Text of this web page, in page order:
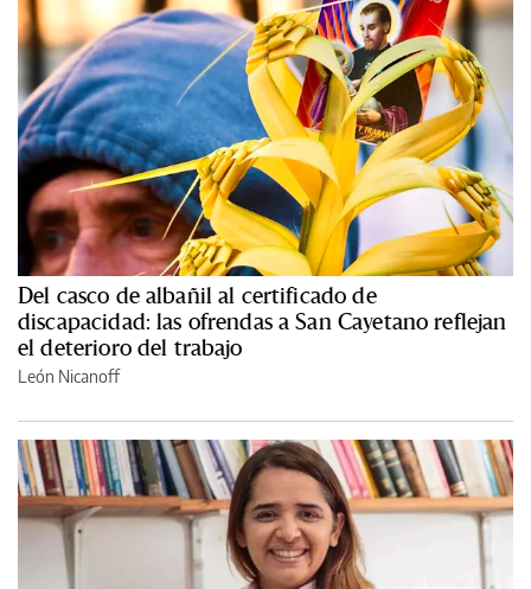
Del casco de albañil al certificado de
discapacidad: las ofrendas a San Cayetano reflejan
el deterioro del trabajo
León Nicanoff